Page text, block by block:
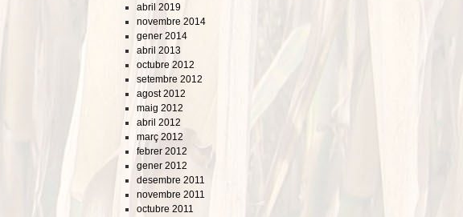
abril 2019
novembre 2014
gener 2014
abril 2013
octubre 2012
setembre 2012
agost 2012
maig 2012
abril 2012
març 2012
febrer 2012
gener 2012
desembre 2011
novembre 2011
octubre 2011